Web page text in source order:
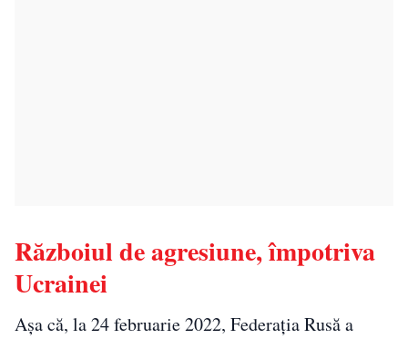
Războiul de agresiune, împotriva
Ucrainei
Așa că, la 24 februarie 2022, Federația Rusă a